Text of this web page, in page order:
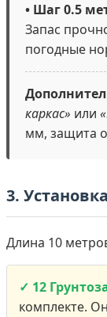
• Шаг 0.5
Запас
погодные
каркас» или
мм, защита
3.
Длина 10
✓ 12
комплекте.